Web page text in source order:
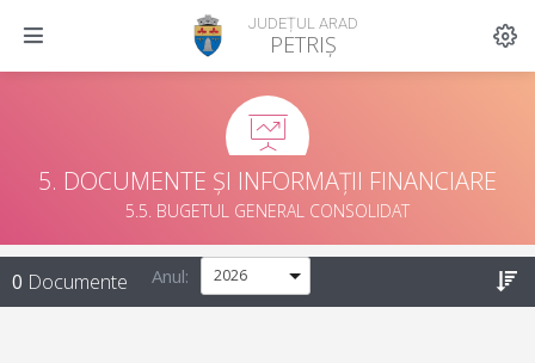
JUDEȚUL ARAD
PETRIȘ
5. DOCUMENTE ȘI INFORMAȚII FINANCIARE
5.5. BUGETUL GENERAL CONSOLIDAT
0 Documente Anul: